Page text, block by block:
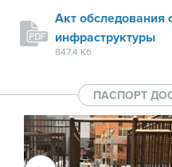
Акт обследования
инфраструктуры
847.4 Кб
ПАСПОРТ